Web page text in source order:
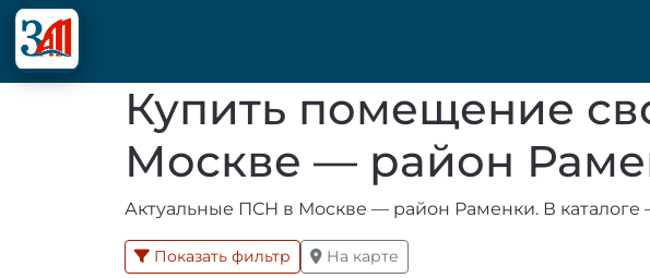
Купить помещение
Москве — район
Актуальные ПСН в Москве — район Раменки. В
Показать фильтр На карте